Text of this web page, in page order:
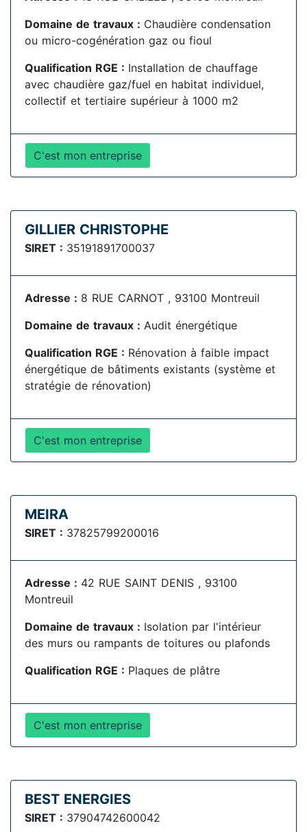
Domaine de travaux : Chaudière condensation
ou micro-cogénération gaz ou fioul
Qualification RGE : Installation de chauffage
avec chaudière gaz/fuel en habitat individuel,
collectif et tertiaire supérieur à 1000 m2
C'est mon entreprise
GILLIER CHRISTOPHE
SIRET : 35191891700037
Adresse : 8 RUE CARNOT , 93100 Montreuil
Domaine de travaux : Audit énergétique
Qualification RGE : Rénovation à faible impact
énergétique de bâtiments existants (système et
stratégie de rénovation)
C'est mon entreprise
MEIRA
SIRET : 37825799200016
Adresse : 42 RUE SAINT DENIS , 93100
Montreuil
Domaine de travaux : Isolation par l'intérieur
des murs ou rampants de toitures ou plafonds
Qualification RGE : Plaques de plâtre
C'est mon entreprise
BEST ENERGIES
SIRET : 37904742600042